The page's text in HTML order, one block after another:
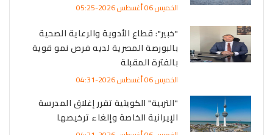
الخميس 06 أغسطس 2026-05:25
"خبير": قطاع الأدوية والرعاية الصحية
بالبورصة المصرية لديه فرص نمو قوية
بالفترة المقبلة
الخميس 06 أغسطس 2026-04:31
"التربية" الكويتية تقرر إغلاق المدرسة
الإيرانية الخاصة وإلغاء ترخيصها